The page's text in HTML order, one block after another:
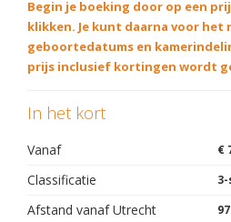
Begin je boeking door op een
klikken. Je kunt daarna voor het
geboortedatums en
prijs inclusief kortingen wordt
In het kort
Vanaf €
Classificatie
Afstand vanaf Utrecht